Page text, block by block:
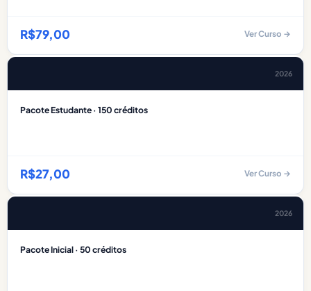
R$79,00 Ver Curso →
2026
Pacote Estudante · 150 créditos
R$27,00 Ver Curso →
2026
Pacote Inicial · 50 créditos